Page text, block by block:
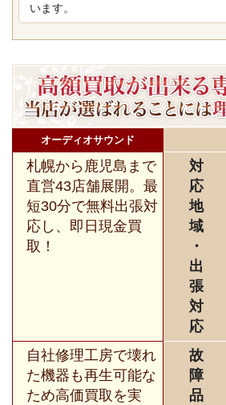
います。
オーディオサウンド
札幌から鹿児島まで
直営43店舗展開。最
短30分で無料出張対
応し、即日現金買
取！
対
応
地
域
・
出
張
対
応
自社修理工房で壊れ
た機器も再生可能な
ため高価買取を実
故
障
品